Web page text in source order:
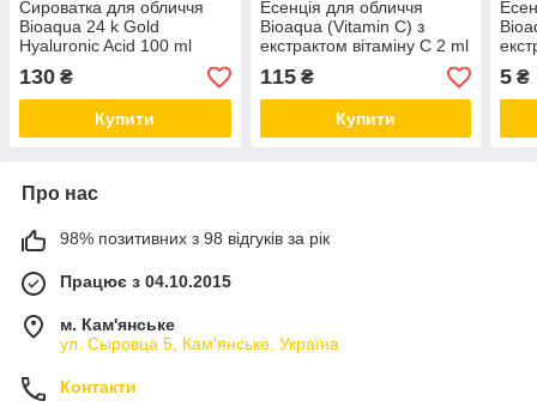
Сироватка для обличчя
Bioaqua 24 k Gold
Hyaluronic Acid 100 ml
130 ₴
Купити
Есенція для обличчя
Bioaqua (Vitamin C) з
екстрактом вітаміну C 2 ml
(паковання 30 штук)
115₴
Купити
(1
5 ₴
Про нас
98% позитивних з 98 відгуків за рік
Працює з 04.10.2015
м. Кам'янське
ул. Сыровца 5, Кам'янське, Україна
Контакти